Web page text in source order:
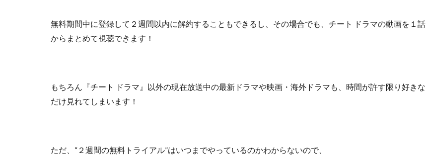
無料期間中に登録して２週間以内に解約することもできるし、 その場合でも、チート ドラマの動画を１話
からまとめて視聴できます！
もちろん『チート ドラマ』以外の現在放送中の最新ドラマや映画・海外ドラマも、 時間が許す限り好きな
だけ見れてしまいます！
ただ、 “２週間の無料トライアル”はいつまでやっているのかわからないので、